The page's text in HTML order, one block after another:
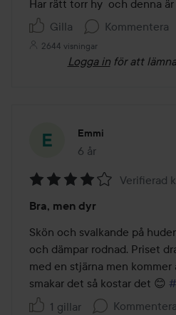
Har rätt torr hy  och denna
Gilla
Kommentera
2644 visningar
Logga in för att
Emmi
6 år
Inlägget skapades 6
4
av
5
Verifierad
Bra, men dyr
Skön och svalkande på
och dämpar rodnad. Priset
med en stjärna men kommer
smakar det så kostar det 😊
1 gillar
Kommentera